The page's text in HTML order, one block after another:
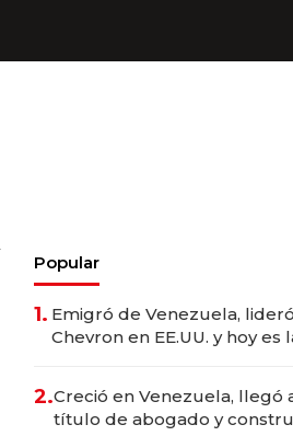
Popular
1. Emigró de Venezuela,
Chevron en EE.UU. y hoy es
2.Creció en Venezuela, llegó
título de abogado y